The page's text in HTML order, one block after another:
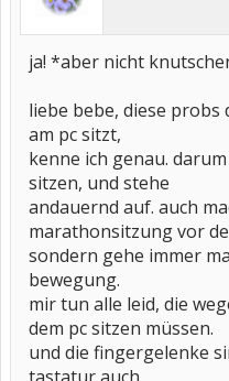
ja! *aber nicht
liebe bebe, diese
am pc sitzt,
kenne ich genau.
sitzen, und stehe
andauernd auf. auch
marathonsitzung vor
sondern gehe immer
bewegung.
mir tun alle leid, die
dem pc sitzen müssen.
und die fingergelenke